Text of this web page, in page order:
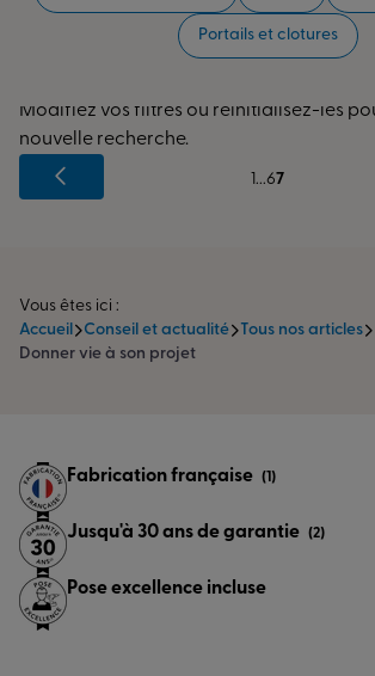
Portails et clotures
Modifiez vos filtres ou réinitialisez-les
nouvelle recherche.
1...67
Vous êtes ici :
Accueil
Conseil et actualité
Tous nos articles
Donner vie à son projet
Fabrication française (1)
Jusqu'à 30 ans de garantie (2)
Pose excellence incluse